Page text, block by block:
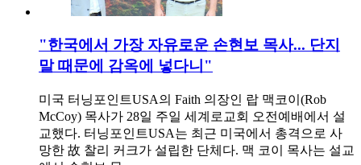
"한국에서 가장 자유로운 손현보 목사... 단지
말 때문에 감옥에 넣다니"
미국 터닝포인트USA의 Faith 의장인 랍 맥코이(Rob
McCoy) 목사가 28일 주일 세계로교회 오전예배에서 설
교했다. 터닝포인트USA는 최근 미국에서 총격으로 사
망한 故 찰리 커크가 설립한 단체다. 맥 코이 목사는 설교